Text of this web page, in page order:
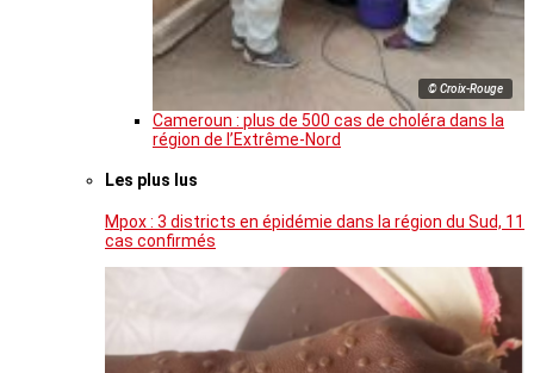
© Croix-Rouge
Cameroun : plus de 500 cas de choléra dans la
région de l’Extrême-Nord
Les plus lus
Mpox : 3 districts en épidémie dans la région du Sud, 11
cas confirmés